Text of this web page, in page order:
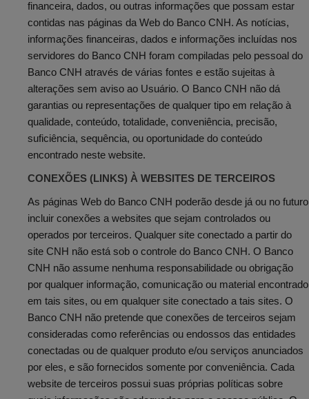
financeira, dados, ou outras informações que possam estar
contidas nas páginas da Web do Banco CNH. As notícias,
informações financeiras, dados e informações incluídas nos
servidores do Banco CNH foram compiladas pelo pessoal do
Banco CNH através de várias fontes e estão sujeitas à
alterações sem aviso ao Usuário. O Banco CNH não dá
garantias ou representações de qualquer tipo em relação à
qualidade, conteúdo, totalidade, conveniência, precisão,
suficiência, sequência, ou oportunidade do conteúdo
encontrado neste website.
CONEXÕES (LINKS) À WEBSITES DE TERCEIROS
As páginas Web do Banco CNH poderão desde já ou no futuro
incluir conexões a websites que sejam controlados ou
operados por terceiros. Qualquer site conectado a partir do
site CNH não está sob o controle do Banco CNH. O Banco
CNH não assume nenhuma responsabilidade ou obrigação
por qualquer informação, comunicação ou material encontrado
em tais sites, ou em qualquer site conectado a tais sites. O
Banco CNH não pretende que conexões de terceiros sejam
consideradas como referências ou endossos das entidades
conectadas ou de qualquer produto e/ou serviços anunciados
por eles, e são fornecidos somente por conveniência. Cada
website de terceiros possui suas próprias políticas sobre